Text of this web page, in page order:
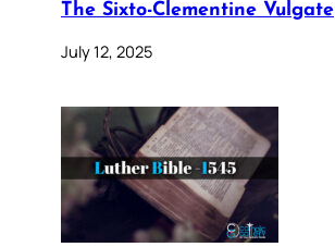
The Sixto-Clementine Vulgate
July 12, 2025